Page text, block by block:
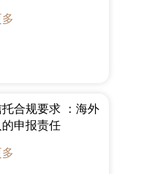
合规要求 ：海外
申报责任